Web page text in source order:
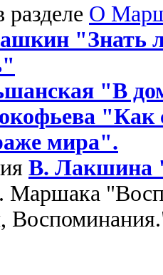
разделе О
"Знать
"В
"Как
мира".
В. Лакшина
Маршака